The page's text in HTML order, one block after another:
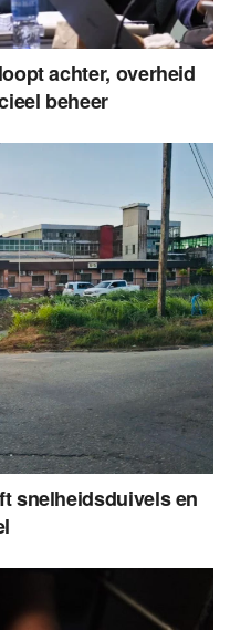
achter, overheid
beheer
snelheidsduivels en